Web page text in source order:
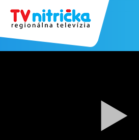
Zoo v Lužiankach